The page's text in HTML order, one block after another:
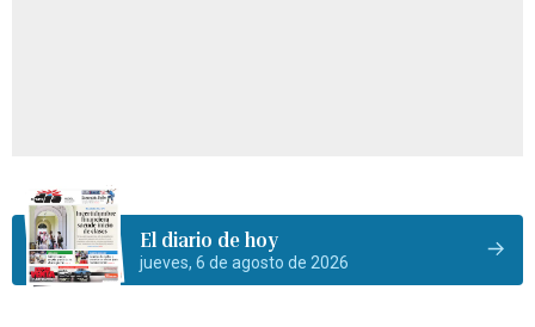
El diario de hoy
jueves, 6 de agosto de 2026